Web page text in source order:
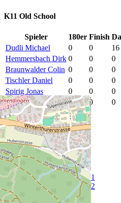
K11 Old School
Spieler 180er Finish
Dudli Michael
0 0
16
Hemmersbach Dirk 0 0
0
Braunwalder Colin 0 0
0
Tischler Daniel
0 0
0
Spirig Jonas
0 0
0
Ferrari Patrick
0 0
0
Start
Sitemap
Home
Mannschaften Liga A
Mannschaften Liga B
Mannschaften Liga C1
Mannschaften Liga C2
Vorstand